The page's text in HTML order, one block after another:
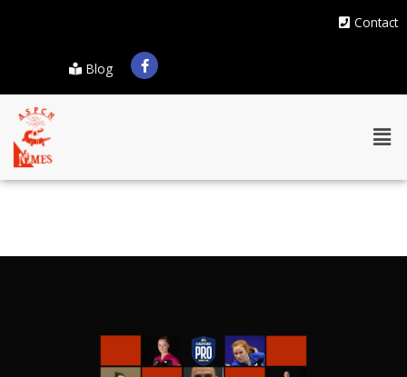
Contact
Blog